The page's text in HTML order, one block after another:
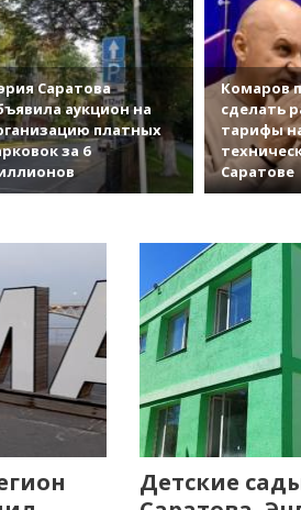
Саратова
аукцион на
платных
за 6
Комаров
сделать
тарифы
Саратове
Детские